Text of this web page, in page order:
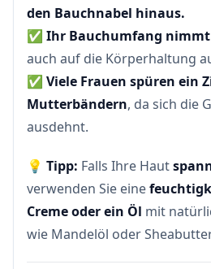
den Bauchnabel hinaus.
✅ Ihr Bauchumfang
auch auf die Körperhaltung
✅ Viele Frauen spüren ein
Mutterbändern, da sich die
ausdehnt.
💡 Tipp: Falls Ihre Haut
verwenden Sie eine
Creme oder ein Öl mit
wie Mandelöl oder